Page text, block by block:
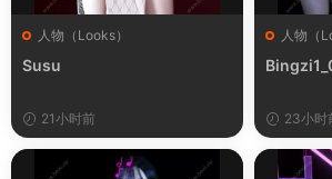
人物（Looks）
Susu
21小时前
人物（
23小时